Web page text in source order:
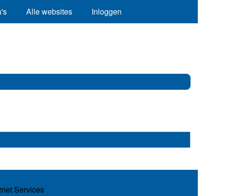
Alle websites Inloggen
Services